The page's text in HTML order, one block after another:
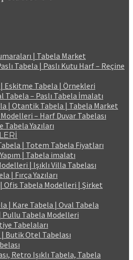
| Tabela Market
Tabela | Paslı Kutu Harf – Reçine
Eskitme Tabela | Örnekleri
Tabela – Paslı Tabela İmalatı
| Otantik Tabela | Tabela Market
– Harf Duvar Tabelası
Yazıları
| Totem Tabela Fiyatları
| Tabela imalatı
| Işıklı Villa Tabelası
| Fırça Yazıları
Ofis Tabela Modelleri | Şirket
| Kare Tabela | Oval Tabela
Pullu Tabela Modelleri
Tabelaları
Butik Otel Tabelası
Retro Işıklı Tabela, Tabela